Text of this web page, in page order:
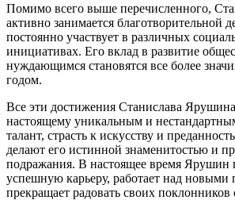
Помимо всего выше перечисленного,
активно занимается благотворительной
постоянно участвует в различных
инициативах. Его вклад в развитие
нуждающимся становятся все более
годом.
Все эти достижения Станислава
настоящему уникальным и
талант, страсть к искусству и
делают его истинной знаменитостью и
подражания. В настоящее время Ярушин
успешную карьеру, работает над новыми
прекращает радовать своих поклонников